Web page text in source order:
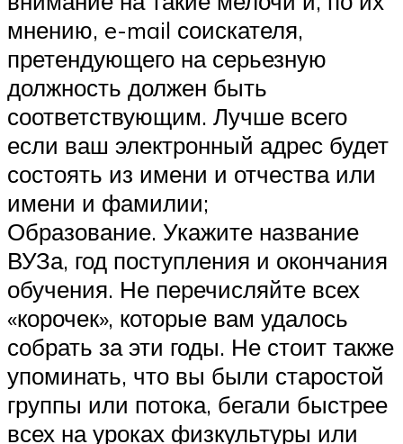
мнению, e-mail соискателя,
претендующего на серьезную
должность должен быть
соответствующим. Лучше всего
если ваш электронный адрес будет
состоять из имени и отчества или
имени и фамилии;
Образование. Укажите название
ВУЗа, год поступления и окончания
обучения. Не перечисляйте всех
«корочек», которые вам удалось
собрать за эти годы. Не стоит также
упоминать, что вы были старостой
группы или потока, бегали быстрее
всех на уроках физкультуры или